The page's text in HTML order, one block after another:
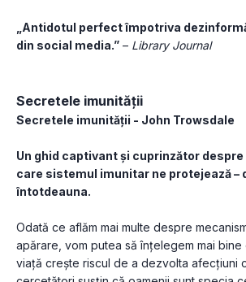
„Antidotul perfect împotriva
din social media.” – Library Journal
Secretele imunității
Secretele imunității - John Trowsdale
Un ghid captivant și cuprinzător despre
care sistemul imunitar ne protejează –
întotdeauna.
Odată ce aflăm mai multe despre
apărare, vom putea să înțelegem mai bine
viață crește riscul de a dezvolta afecțiuni